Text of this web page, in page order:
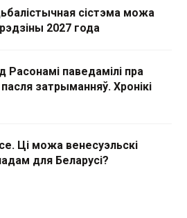
сістэма можа
2027 года
Расонамі паведамілі пра
затрыманняў. Хронікі
Ці можа венесуэльскі
для Беларусі?